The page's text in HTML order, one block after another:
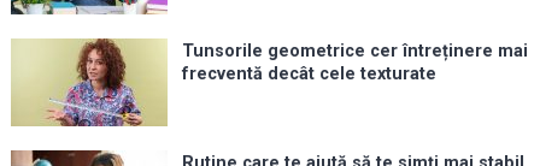
Tunsorile geometrice cer întreținere mai
frecventă decât cele texturate